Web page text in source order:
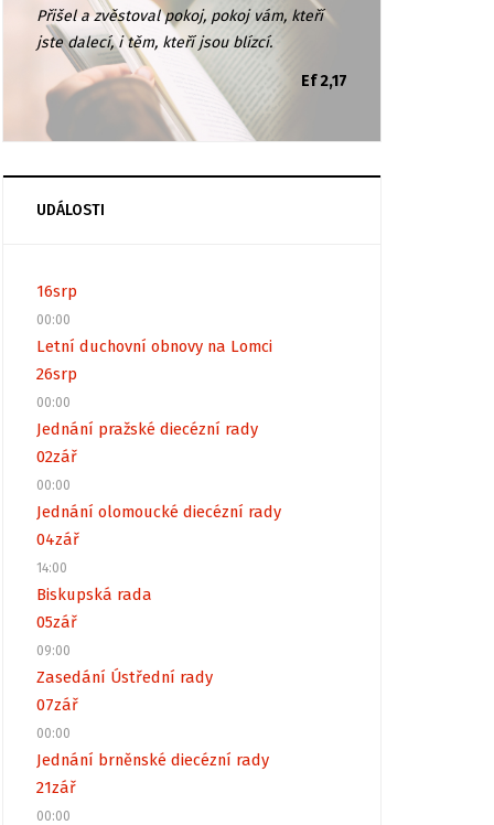
Přišel a zvěstoval pokoj, pokoj vám, kteří
jste dalecí, i těm, kteří jsou blízcí.
Ef 2,17
UDÁLOSTI
16srp
00:00
Letní duchovní obnovy na Lomci
26srp
00:00
Jednání pražské diecézní rady
02zář
00:00
Jednání olomoucké diecézní rady
04zář
14:00
Biskupská rada
05zář
09:00
Zasedání Ústřední rady
07zář
00:00
Jednání brněnské diecézní rady
21zář
00:00